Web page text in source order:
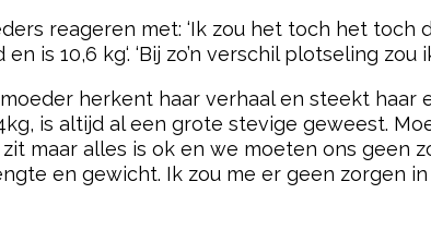
reageren met: ‘Ik zou het toch het toch
en is 10,6 kg‘. ‘Bij zo’n verschil plotseling
herkent haar verhaal en steekt haar
is altijd al een grote stevige geweest.
maar alles is ok en we moeten ons geen
en gewicht. Ik zou me er geen zorgen in